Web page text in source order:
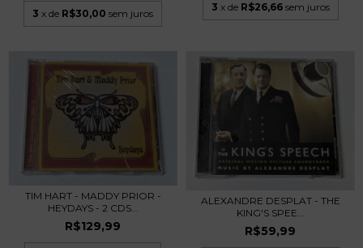
3 x de R$30,00 sem juros
3 x de R$26,66 sem juros
TIM HART - MADDY PRIOR -
HEYDAYS - 2 CDS...
R$129,99
ALEXANDRE DESPLAT - THE
KING'S SPEE...
R$59,99